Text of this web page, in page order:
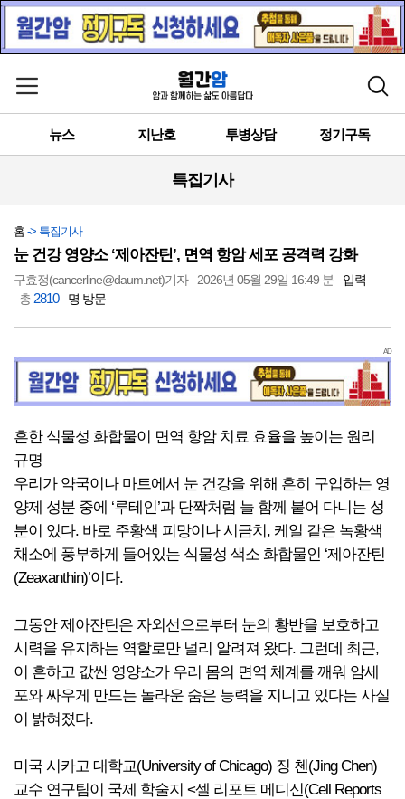
메뉴 열기 검색
뉴스 지난호 투병상담 정기구독
특집기사
홈 -> 특집기사
눈 건강 영양소 ‘제아잔틴’, 면역 항암 세포 공격력 강화
구효정(cancerline@daum.net)기자 2026년 05월 29일 16:49 분
입력
총 2810 명 방문
AD
흔한 식물성 화합물이 면역 항암 치료 효율을 높이는 원리
규명
우리가 약국이나 마트에서 눈 건강을 위해 흔히 구입하는 영
양제 성분 중에 ‘루테인’과 단짝처럼 늘 함께 붙어 다니는 성
분이 있다. 바로 주황색 피망이나 시금치, 케일 같은 녹황색
채소에 풍부하게 들어있는 식물성 색소 화합물인 ‘제아잔틴
(Zeaxanthin)’이다.
그동안 제아잔틴은 자외선으로부터 눈의 황반을 보호하고
시력을 유지하는 역할로만 널리 알려져 왔다. 그런데 최근,
이 흔하고 값싼 영양소가 우리 몸의 면역 체계를 깨워 암세
포와 싸우게 만드는 놀라운 숨은 능력을 지니고 있다는 사실
이 밝혀졌다.
미국 시카고 대학교(University of Chicago) 징 첸(Jing Chen)
교수 연구팀이 국제 학술지 <셀 리포트 메디신(Cell Reports